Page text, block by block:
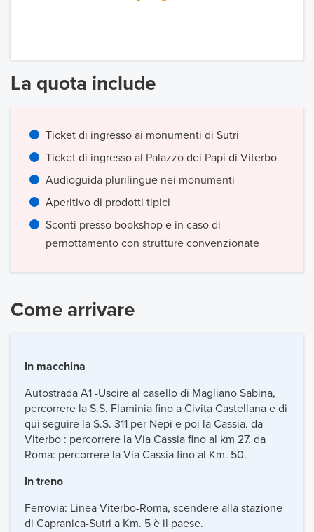
La quota include
Ticket di ingresso ai monumenti di Sutri
Ticket di ingresso al Palazzo dei Papi di Viterbo
Audioguida plurilingue nei monumenti
Aperitivo di prodotti tipici
Sconti presso bookshop e in caso di
pernottamento con strutture convenzionate
Come arrivare
In macchina
Autostrada A1 -Uscire al casello di Magliano Sabina,
percorrere la S.S. Flaminia fino a Civita Castellana e di
qui seguire la S.S. 311 per Nepi e poi la Cassia. da
Viterbo : percorrere la Via Cassia fino al km 27. da
Roma: percorrere la Via Cassia fino al Km. 50.
In treno
Ferrovia: Linea Viterbo-Roma, scendere alla stazione
di Capranica-Sutri a Km. 5 è il paese.